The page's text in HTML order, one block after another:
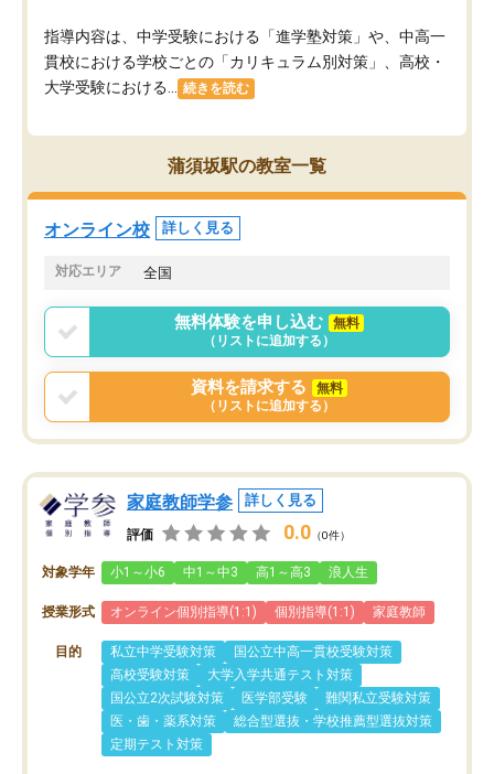
指導内容は、中学受験における「進学塾対策」や、中高一
貫校における学校ごとの「カリキュラム別対策」、高校・
大学受験における...
続きを読む
蒲須坂駅の教室一覧
オンライン校 詳しく見る
対応エリア 全国
無料体験を申し込む
無料
（リストに追加する）
資料を請求する
無料
（リストに追加する）
家庭教師学参 詳しく見る
評価 0.0 （0件）
対象学年 小1～小6 中1～中3 高1～高3 浪人生
授業形式 オンライン個別指導(1:1) 個別指導(1:1) 家庭教師
目的 私立中学受験対策
国公立中高一貫校受験対策
高校受験対策
大学入学共通テスト対策
国公立2次試験対策
医学部受験
難関私立受験対策
医・歯・薬系対策
総合型選抜・学校推薦型選抜対策
定期テスト対策